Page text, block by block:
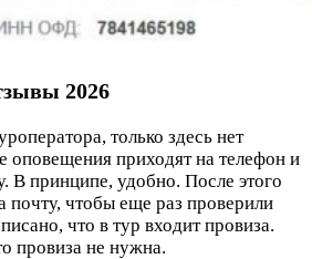
2026
только здесь нет
оповещения приходят на телефон и
В принципе, удобно. После этого
чтобы еще раз проверили
что в тур входит провиза.
провиза не нужна.